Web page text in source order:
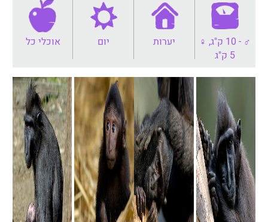
♂ - 10 ק"ג, ♀
5 ק"ג
יערות יום אוכלי כל